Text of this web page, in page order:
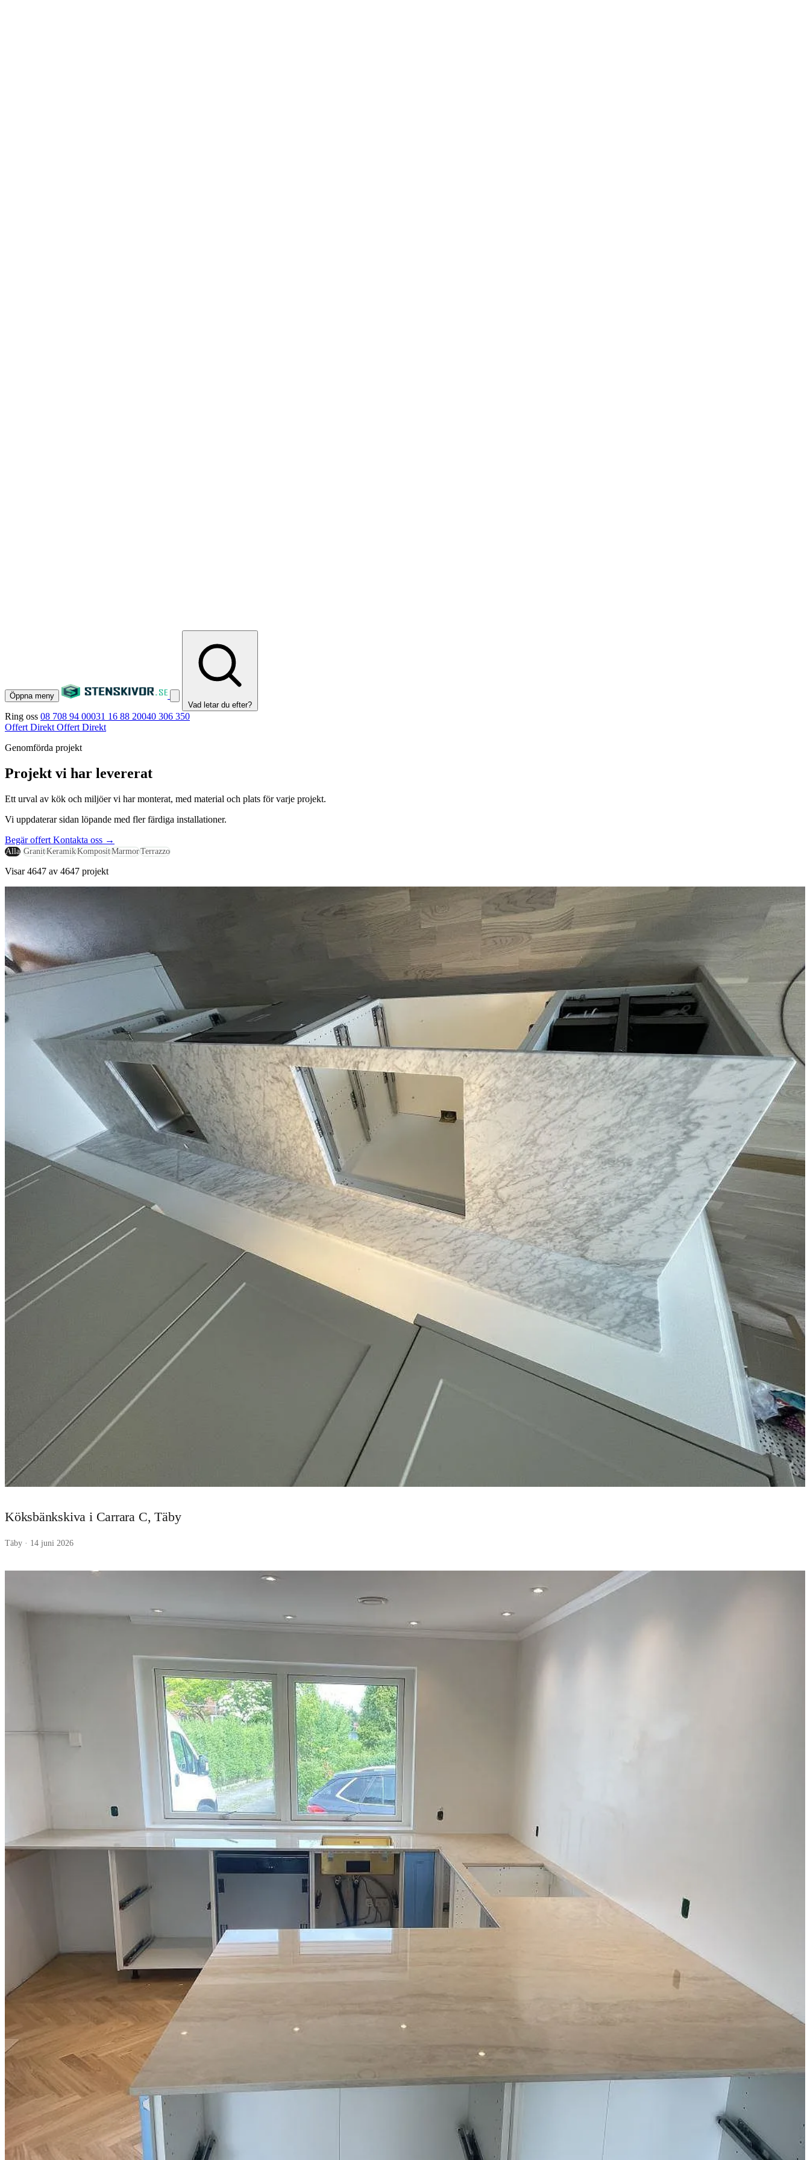
Öppna meny
Vad letar du efter?
Ring oss 08 708 94 00031 16 88 20040 306 350
Offert Direkt Offert Direkt
Genomförda projekt
Projekt vi har levererat
Ett urval av kök och miljöer vi har monterat, med material och plats för varje projekt.
Vi uppdaterar sidan löpande med fler färdiga installationer.
Begär offert Kontakta oss →
Alla GranitKeramikKompositMarmorTerrazzo
Visar 4647 av 4647 projekt
Köksbänkskiva i Carrara C, Täby
Täby · 14 juni 2026